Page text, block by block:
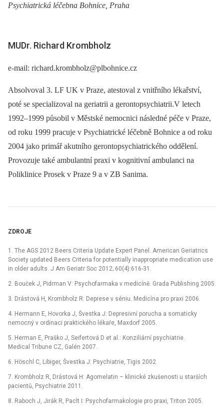
Psychiatrická léčebna Bohnice, Praha
MUDr. Richard Krombholz
e-mail: richard.krombholz@plbohnice.cz
Absolvoval 3. LF UK v Praze, atestoval z vnitřního lékařství,
poté se specializoval na geriatrii a gerontopsychiatrii.V letech
1992–1999 působil v Městské nemocnici následné péče v Praze,
od roku 1999 pracuje v Psychiatrické léčebně Bohnice a od roku
2004 jako primář akutního gerontopsychiatrického oddělení.
Provozuje také ambulantní praxi v kognitivní ambulanci na
Poliklinice Prosek v Praze 9 a v ZB Sanima.
ZDROJE
1. The AGS 2012 Beers Criteria Update Expert Panel. American Geriatrics
Society updated Beers Criteria for potentially inappropriate medication use
in older adults. J Am Geriatr Soc 2012; 60(4):616-31.
2. Bouček J, Pidrman V: Psychofarmaka v medicíně. Grada Publishing 2005.
3. Drástová H, Krombholz R: Deprese v séniu. Medicína pro praxi 2006.
4. Hermann E, Hovorka J, Švestka J: Depresivní porucha a somaticky
nemocný v ordinaci praktického lékaře, Maxdorf 2005.
5. Herman E, Praško J, Seifertová D et al.: Konziliární psychiatrie.
Medical Tribune CZ, Galén 2007.
6. Höschl C, Libiger, Švestka J: Psychiatrie, Tigis 2002.
7. Krombholz R, Drástová H: Agomelatin –⁠ klinické zkušenosti u starších
pacientů, Psychiatrie 2011.
8. Raboch J, Jirák R, Paclt I: Psychofarmakologie pro praxi, Triton 2005.